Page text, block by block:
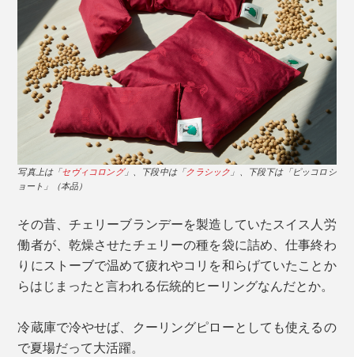
写真上は「セヴィコロング」、下段中は「クラシック 」、下段下は「ピッコロシ
ョート」（本品）
その昔、チェリーブランデーを製造していたスイス人労
働者が、乾燥させたチェリーの種を袋に詰め、仕事終わ
りにストーブで温めて疲れやコリを和らげていたことか
らはじまったと言われる伝統的ヒーリングなんだとか。
冷蔵庫で冷やせば、クーリングピローとしても使えるの
で夏場だって大活躍。